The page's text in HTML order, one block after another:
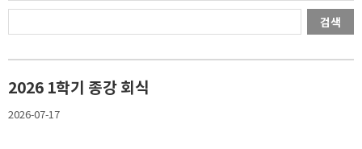
검색
2026 1학기 종강 회식
2026-07-17